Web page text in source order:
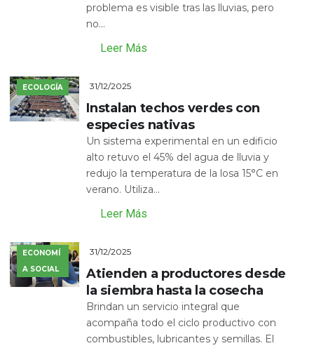
problema es visible tras las lluvias, pero
no...
Leer Más
ECOLOGÍA 31/12/2025
Instalan techos verdes con
especies nativas
Un sistema experimental en un edificio
alto retuvo el 45% del agua de lluvia y
redujo la temperatura de la losa 15°C en
verano. Utiliza...
Leer Más
ECONOMÍ
A SOCIAL
31/12/2025
Atienden a productores desde
la siembra hasta la cosecha
Brindan un servicio integral que
acompaña todo el ciclo productivo con
combustibles, lubricantes y semillas. El